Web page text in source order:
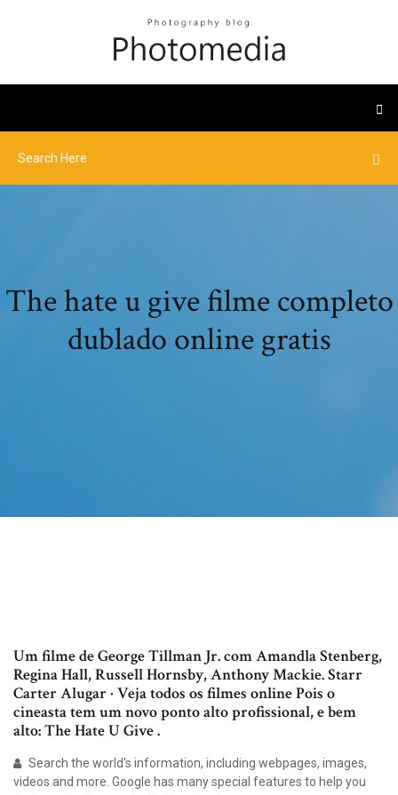
The hate u give filme completo
dublado online gratis
Um filme de George Tillman Jr. com Amandla Stenberg,
Regina Hall, Russell Hornsby, Anthony Mackie. Starr
Carter Alugar · Veja todos os filmes online Pois o
cineasta tem um novo ponto alto profissional, e bem
alto: The Hate U Give .
Search the world's information, including webpages, images,
videos and more. Google has many special features to help you